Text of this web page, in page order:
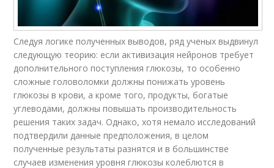
Следуя логике полученных выводов, ряд ученых выдвинул
следующую теорию: если активизация нейронов требует
дополнительного поступления глюкозы, то особенно
сложные головоломки должны понижать уровень
глюкозы в крови, а кроме того, продукты, богатые
углеводами, должны повышать производительность
решения таких задач. Однако, хотя немало исследований
подтвердили данные предположения, в целом
полученные результаты разнятся и в большинстве
случаев изменения уровня глюкозы колеблются в